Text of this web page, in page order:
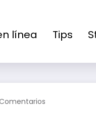
línea Tips